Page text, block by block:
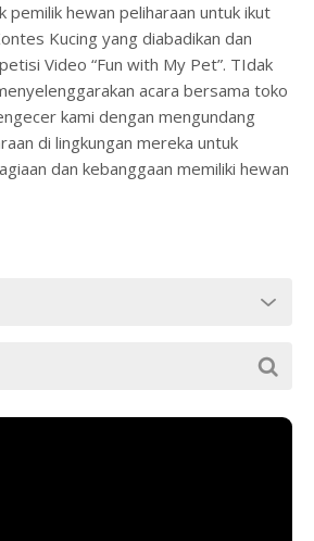
pemilik hewan peliharaan untuk ikut
Kucing yang diabadikan dan
Video “Fun with My Pet”. TIdak
acara bersama toko
kami dengan mengundang
di lingkungan mereka untuk
dan kebanggaan memiliki hewan